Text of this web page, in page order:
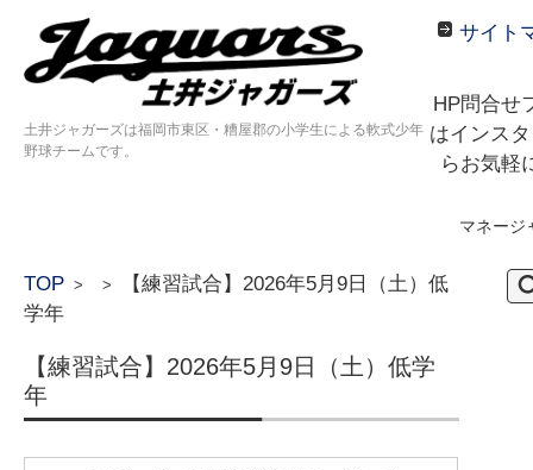
土井ジャガーズは福岡市東区・糟屋郡の小学生による軟式少年
野球チームです。
サイト
HP問合せ
はインス
らお気軽
マネー
TOP > >
【練習試合】2026年5月9日（土）低
学年
【練習試合】2026年5月9日（土）低学
年
検
索: